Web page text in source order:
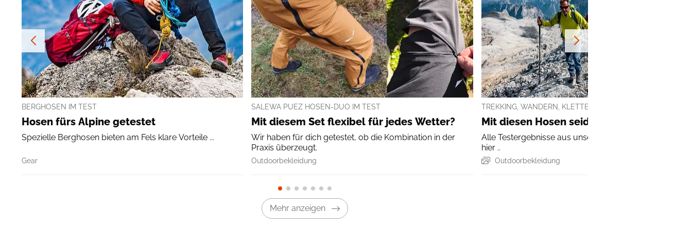
BERGHOSEN IM TEST
Hosen fürs Alpine getestet
Spezielle Berghosen bieten am Fels klare Vorteile ...
Gear
SALEWA PUEZ HOSEN-DUO IM TEST
Mit diesem Set flexibel für jedes Wetter?
Wir haben für dich getestet, ob die Kombination in der
Praxis überzeugt.
Outdoorbekleidung
TREKKING, WANDERN, KLETTERSTEIG
Mit diesen Hosen seid ihr gut gerüstet
Alle Testergebnisse aus unserem aktuellen Hosen-Test
hier ..
Outdoorbekleidung
Mehr anzeigen